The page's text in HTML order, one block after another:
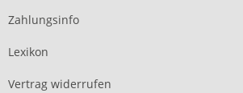
Zahlungsinfo
Lexikon
Vertrag widerrufen